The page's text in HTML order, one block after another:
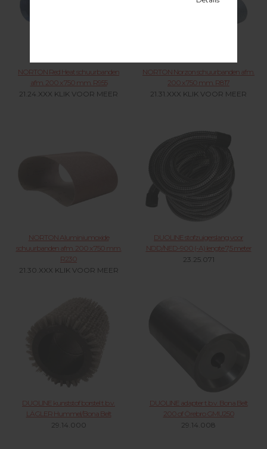
NORTON Red Heat schuurbanden
afm. 200 x 750 mm. R955
21.24.XXX KLIK VOOR MEER
NORTON Norzon schuurbanden afm.
200 x 750 mm. R817
21.31.XXX KLIK VOOR MEER
NORTON Aluminiumoxide
schuurbanden afm. 200 x 750 mm.
R230
21.30.XXX KLIK VOOR MEER
DUOLINE stofzuigerslang voor
NDD/NED-900 (-A) lengte 7,5 meter
23.25.071
DUOLINE kunststof borstel t.b.v.
LÄGLER Hummel/Bona Belt
29.14.000
DUOLINE adapter t.b.v. Bona Belt
200 of Örebro GMU250
29.14.008